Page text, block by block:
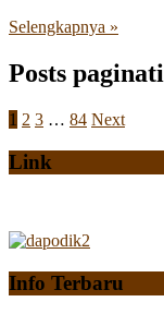
Selengkapnya »
Posts
1 2 3 … 84 Next
Link
Info Terbaru